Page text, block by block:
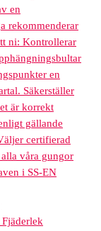
en
rekommenderar
ni: Kontrollerar
en
Säkerställer
är korrekt
gällande
certifierad
våra gungor
i SS-EN